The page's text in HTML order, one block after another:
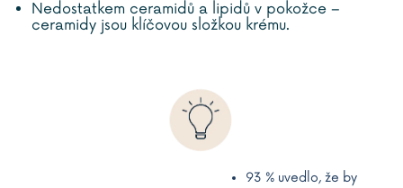
Nedostatkem ceramidů a lipidů v pokožce –
ceramidy jsou klíčovou složkou krému.
93 % uvedlo, že by